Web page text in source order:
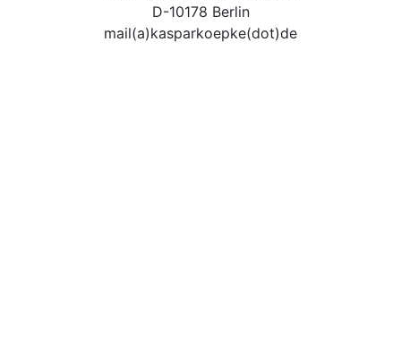
D-10178 Berlin
mail(a)kasparkoepke(dot)de